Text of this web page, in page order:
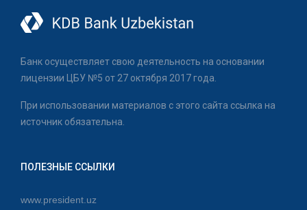
Банк осуществляет свою деятельность на основании
лицензии ЦБУ №5 от 27 октября 2017 года.
При использовании материалов с этого сайта ссылка на
источник обязательна.
ПОЛЕЗНЫЕ ССЫЛКИ
www.president.uz